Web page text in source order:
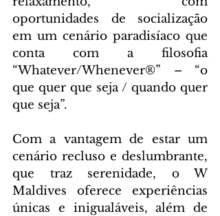
oportunidades de socialização
em um cenário paradisíaco que
conta com a filosofia
“Whatever/Whenever®” – “o
que quer que seja / quando quer
que seja”.
Com a vantagem de estar um
cenário recluso e deslumbrante,
que traz serenidade, o W
Maldives oferece experiências
únicas e inigualáveis, além de